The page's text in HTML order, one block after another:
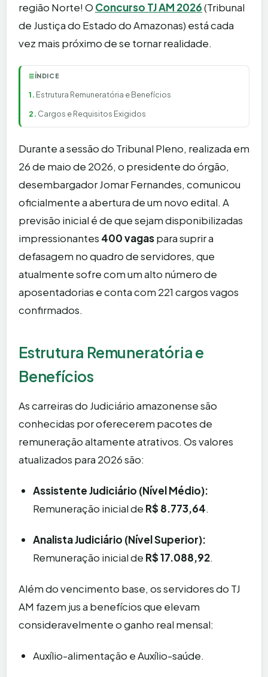
região Norte! O Concurso TJ AM 2026(Tribunal
de Justiça do Estado do Amazonas) está cada
vez mais próximo de se tornar realidade.
☰ÍNDICE
Estrutura Remuneratória e Benefícios
Cargos e Requisitos Exigidos
Durante a sessão do Tribunal Pleno, realizada em
26 de maio de 2026, o presidente do órgão,
desembargador Jomar Fernandes, comunicou
oficialmente a abertura de um novo edital. A
previsão inicial é de que sejam disponibilizadas
impressionantes 400 vagaspara suprir a
defasagem no quadro de servidores, que
atualmente sofre com um alto número de
aposentadorias e conta com 221 cargos vagos
confirmados.
Estrutura Remuneratória e
Benefícios
As carreiras do Judiciário amazonense são
conhecidas por oferecerem pacotes de
remuneração altamente atrativos. Os valores
atualizados para 2026 são:
Assistente Judiciário (Nível Médio):
Remuneração inicial de R$ 8.773,64.
Analista Judiciário (Nível Superior):
Remuneração inicial de R$ 17.088,92.
Além do vencimento base, os servidores do TJ
AM fazem jus a benefícios que elevam
consideravelmente o ganho real mensal:
Auxílio-alimentação e Auxílio-saúde.